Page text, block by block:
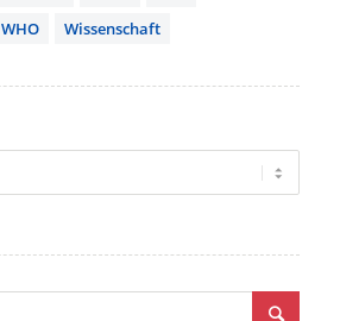
WHO Wissenschaft